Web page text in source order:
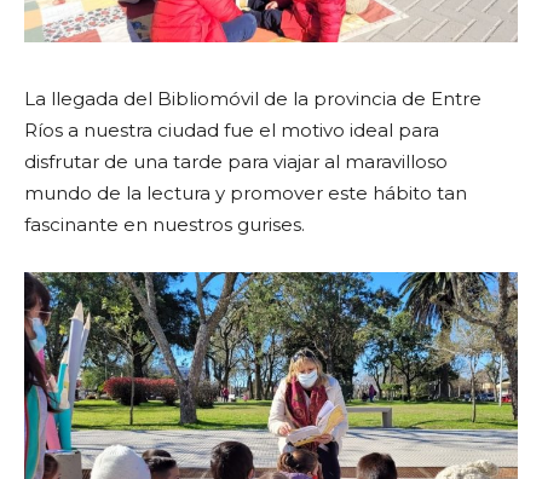
La llegada del Bibliomóvil de la provincia de Entre
Ríos a nuestra ciudad fue el motivo ideal para
disfrutar de una tarde para viajar al maravilloso
mundo de la lectura y promover este hábito tan
fascinante en nuestros gurises.